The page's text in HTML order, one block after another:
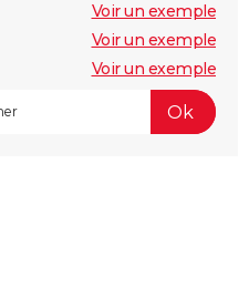
Voir un exemple
Voir un exemple
Voir un exemple